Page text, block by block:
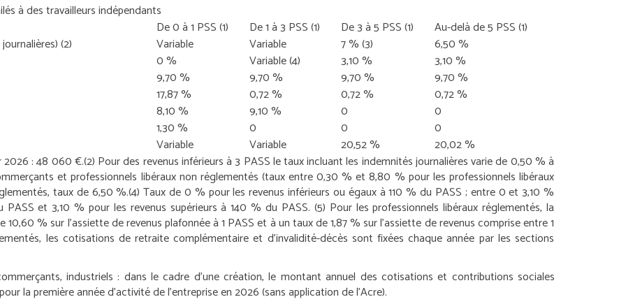
à des travailleurs indépendants
De 0 à 1 PSS(1) De 1 à 3 PSS(1) De 3 à 5 PSS(1) Au-delà de 5 PSS(1)
(2) Variable Variable 7 %(3)
6,50 %
0 % Variable(4) 3,10 %
3,10 %
9,70 % 9,70 % 9,70 %
9,70 %
17,87 % 0,72 % 0,72 %
0,72 %
8,10 % 9,10 % 0
0
1,30 % 0 0
0
Variable Variable 20,52 %
20,02 %
2026 : 48 060 €.(2) Pour des revenus inférieurs à 3 PASS le taux incluant les indemnités journalières varie de 0,50 % à
et professionnels libéraux non réglementés (taux entre 0,30 % et 8,80 % pour les professionnels libéraux
taux de 6,50 %.(4) Taux de 0 % pour les revenus inférieurs ou égaux à 110 % du PASS ; entre 0 et 3,10 %
et 3,10 % pour les revenus supérieurs à 140 % du PASS. (5) Pour les professionnels libéraux réglementés, la
% sur l’assiette de revenus plafonnée à 1 PASS et à un taux de 1,87 % sur l’assiette de revenus comprise entre 1
les cotisations de retraite complémentaire et d’invalidité-décès sont fixées chaque année par les sections
industriels : dans le cadre d’une création, le montant annuel des cotisations et contributions sociales
la première année d’activité de l’entreprise en 2026 (sans application de l’Acre).